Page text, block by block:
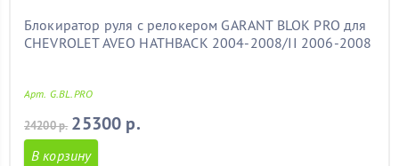
Блокиратор руля с релокером GARANT BLOK PRO для
CHEVROLET AVEO HATHBACK 2004-2008/II 2006-2008
Арт. G.BL.PRO
24200 р. 25300 р.
В корзину